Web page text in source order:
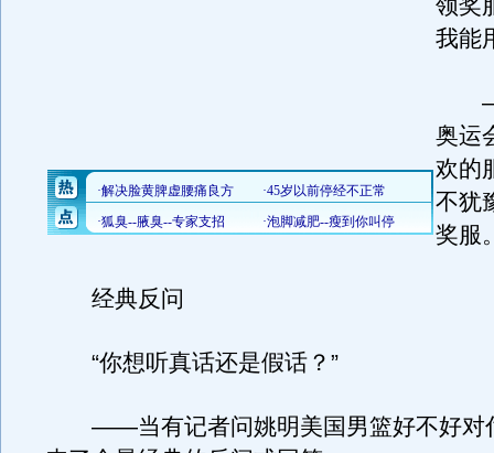
领奖
我能
——
奥运
欢的
不犹
奖服
经典反问
“你想听真话还是假话？”
——当有记者问姚明美国男篮好不好对